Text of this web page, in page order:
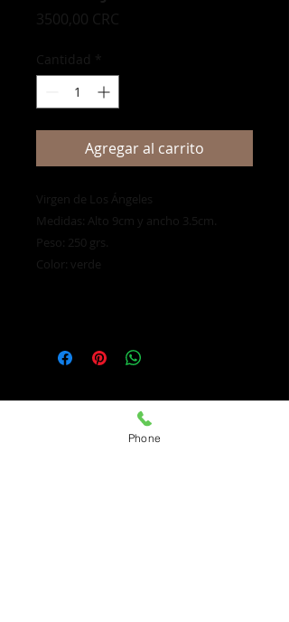
3500,00 CRC
Cantidad *
Agregar al carrito
Virgen de Los Ángeles
Medidas: Alto 9cm y ancho 3.5cm.
Peso: 250 grs.
Color: verde
Únete a nuestra lista de correo
Phone